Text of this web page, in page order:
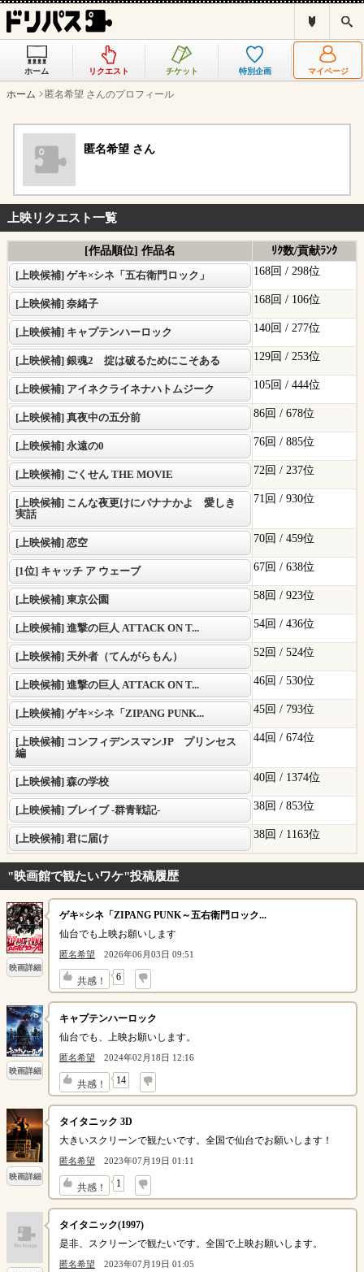
リ
ス
と
索
ホーム リクエスト チケット 特別企画 マイページ
ホーム 匿名希望 さんのプロフィール
匿名希望 さん
上映リクエスト一覧
[作品順位] 作品名
ﾘｸ数/貢献ﾗﾝｸ
[上映候補] ゲキ×シネ「五右衛門ロック」
168回 / 298位
[上映候補] 奈緒子 168回 / 106位
[上映候補] キャプテンハーロック 140回 / 277位
[上映候補] 銀魂2 掟は破るためにこそある 129回 / 253位
[上映候補] アイネクライネナハトムジーク 105回 / 444位
[上映候補] 真夜中の五分前 86回 / 678位
[上映候補] 永遠の0 76回 / 885位
[上映候補] ごくせん THE MOVIE 72回 / 237位
[上映候補] こんな夜更けにバナナかよ 愛しき
実話
71回 / 930位
[上映候補] 恋空 70回 / 459位
[1位] キャッチ ア ウェーブ 67回 / 638位
[上映候補] 東京公園 58回 / 923位
[上映候補] 進撃の巨人 ATTACK ON T... 54回 / 436位
[上映候補] 天外者（てんがらもん） 52回 / 524位
[上映候補] 進撃の巨人 ATTACK ON T... 46回 / 530位
[上映候補] ゲキ×シネ「ZIPANG PUNK... 45回 / 793位
[上映候補] コンフィデンスマンJP プリンセス
編
44回 / 674位
[上映候補] 森の学校 40回 / 1374位
[上映候補] ブレイブ -群青戦記- 38回 / 853位
[上映候補] 君に届け 38回 / 1163位
"映画館で観たいワケ"投稿履歴
映画詳細
ゲキ×シネ「ZIPANG PUNK～五右衛門ロック...
仙台でも上映お願いします
匿名希望 2026年06月03日 09:51
共感！ 6
↓
映画詳細
キャプテンハーロック
仙台でも、上映お願いします。
匿名希望 2024年02月18日 12:16
共感！ 14
↓
映画詳細
タイタニック 3D
大きいスクリーンで観たいです。全国で仙台でお願いします！
匿名希望 2023年07月19日 01:11
共感！ 1
↓
タイタニック(1997)
是非、スクリーンで観たいです。全国で上映お願いします。
匿名希望 2023年07月19日 01:05